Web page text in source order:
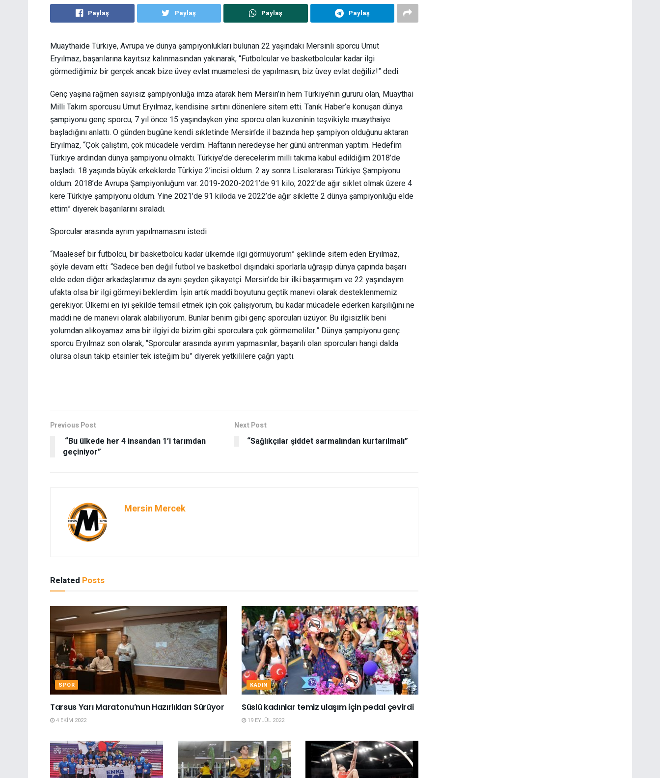
Paylaş Paylaş Paylaş Paylaş
Muaythaide Türkiye, Avrupa ve dünya şampiyonlukları bulunan 22 yaşındaki Mersinli sporcu Umut
Eryılmaz, başarılarına kayıtsız kalınmasından yakınarak, “Futbolcular ve basketbolcular kadar ilgi
görmediğimiz bir gerçek ancak bize üvey evlat muamelesi de yapılmasın, biz üvey evlat değiliz!” dedi.
Genç yaşına rağmen sayısız şampiyonluğa imza atarak hem Mersin’in hem Türkiye’nin gururu olan, Muaythai
Milli Takım sporcusu Umut Eryılmaz, kendisine sırtını dönenlere sitem etti. Tanık Haber’e konuşan dünya
şampiyonu genç sporcu, 7 yıl önce 15 yaşındayken yine sporcu olan kuzeninin teşvikiyle muaythaiye
başladığını anlattı. O günden bugüne kendi sıkletinde Mersin’de il bazında hep şampiyon olduğunu aktaran
Eryılmaz, “Çok çalıştım, çok mücadele verdim. Haftanın neredeyse her günü antrenman yaptım. Hedefim
Türkiye ardından dünya şampiyonu olmaktı. Türkiye’de derecelerim milli takıma kabul edildiğim 2018’de
başladı. 18 yaşında büyük erkeklerde Türkiye 2’incisi oldum. 2 ay sonra Liselerarası Türkiye Şampiyonu
oldum. 2018’de Avrupa Şampiyonluğum var. 2019-2020-2021’de 91 kilo; 2022’de ağır sıklet olmak üzere 4
kere Türkiye şampiyonu oldum. Yine 2021’de 91 kiloda ve 2022’de ağır siklette 2 dünya şampiyonluğu elde
ettim” diyerek başarılarını sıraladı.
Sporcular arasında ayrım yapılmamasını istedi
“Maalesef bir futbolcu, bir basketbolcu kadar ülkemde ilgi görmüyorum” şeklinde sitem eden Eryılmaz,
şöyle devam etti: “Sadece ben değil futbol ve basketbol dışındaki sporlarla uğraşıp dünya çapında başarı
elde eden diğer arkadaşlarımız da aynı şeyden şikayetçi. Mersin’de bir ilki başarmışım ve 22 yaşındayım
ufakta olsa bir ilgi görmeyi beklerdim. İşin artık maddi boyutunu geçtik manevi olarak desteklenmemiz
gerekiyor. Ülkemi en iyi şekilde temsil etmek için çok çalışıyorum, bu kadar mücadele ederken karşılığını ne
maddi ne de manevi olarak alabiliyorum. Bunlar benim gibi genç sporcuları üzüyor. Bu ilgisizlik beni
yolumdan alıkoyamaz ama bir ilgiyi de bizim gibi sporculara çok görmemeliler.” Dünya şampiyonu genç
sporcu Eryılmaz son olarak, “Sporcular arasında ayırım yapmasınlar, başarılı olan sporcuları hangi dalda
olursa olsun takip etsinler tek isteğim bu” diyerek yetkililere çağrı yaptı.
Previous Post
“Bu ülkede her 4 insandan 1’i tarımdan
geçiniyor”
Next Post
“Sağlıkçılar şiddet sarmalından kurtarılmalı”
Mersin Mercek
Related Posts
SPOR
Tarsus Yarı Maratonu’nun Hazırlıkları Sürüyor
4 EKIM 2022
KADIN
Süslü kadınlar temiz ulaşım için pedal çevirdi
19 EYLÜL 2022